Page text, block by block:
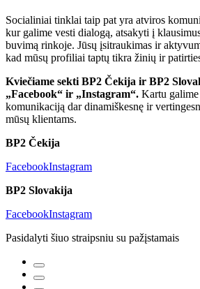
Socialiniai tinklai taip pat yra atviros
kur galime vesti dialogą, atsakyti į
buvimą rinkoje. Jūsų įsitraukimas ir
kad mūsų profiliai taptų tikra žinių ir
Kviečiame sekti BP2 Čekija ir BP2
„Facebook“ ir „Instagram“. Kartu
komunikaciją dar dinamiškesnę ir
mūsų klientams.
BP2 Čekija
FacebookInstagram
BP2 Slovakija
FacebookInstagram
Pasidalyti šiuo straipsniu su pažįstamais